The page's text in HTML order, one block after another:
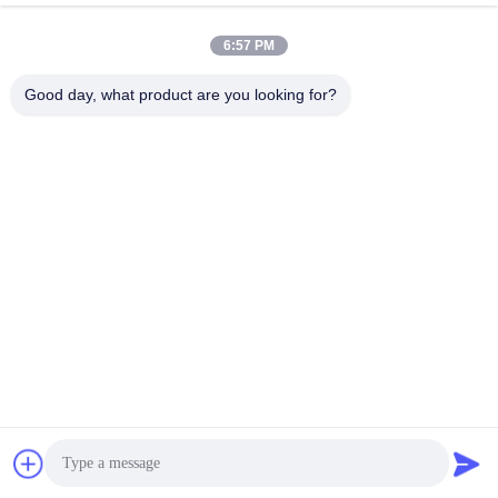
6:57 PM
Good day, what product are you looking for?